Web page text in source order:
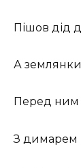
Пішов дід
А
Перед ним
З димарем